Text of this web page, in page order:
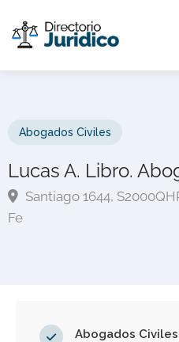
Abogados Civiles
Lucas A. Libro.
Santiago 1644,
Fe
Abogados Civiles